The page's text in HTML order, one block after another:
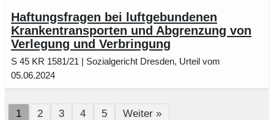
Haftungsfragen bei luftgebundenen
Krankentransporten und Abgrenzung von
Verlegung und Verbringung
S 45 KR 1581/21 | Sozialgericht Dresden, Urteil vom
05.06.2024
1 2 3 4 5 Weiter »